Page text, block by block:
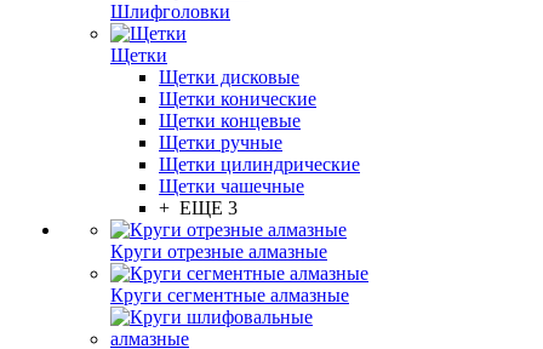
Шлифголовки
Щетки
Щетки дисковые
Щетки конические
Щетки концевые
Щетки ручные
Щетки цилиндрические
Щетки чашечные
+ ЕЩЕ 3
Круги отрезные алмазные
Круги сегментные алмазные